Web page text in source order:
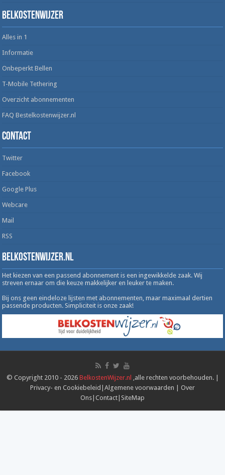
Belkostenwijzer
Alles in 1
Informatie
Onbeperkt Bellen
T-Mobile Tethering
Overzicht abonnementen
FAQ Bestelkostenwijzer.nl
Contact
Twitter
Facebook
Google Plus
Webcare
Mail
RSS
Belkostenwijzer.nl
Het kiezen van een passend abonnement is een ingewikkelde zaak. Wij
streven ernaar om die keuze makkelijker en leuker te maken.
Bij ons geen eindeloze lijsten met abonnementen, maar maximaal dertien
passende producten. Simpliciteit is onze zaak!
© Copyright 2010 - 2026 BelkostenWijzer.nl ,alle rechten voorbehouden. |
Privacy- en Cookiebeleid Algemene voorwaarden
Over
Ons Contact SiteMap